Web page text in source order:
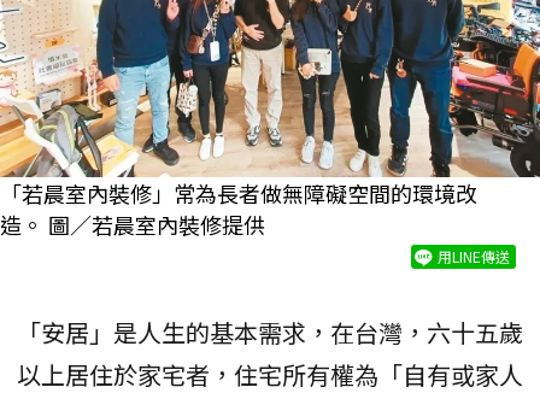
「若晨室內裝修」常為長者做無障礙空間的環境改
造。 圖／若晨室內裝修提供
用LINE傳送
「安居」是人生的基本需求，在台灣，六十五歲
以上居住於家宅者，住宅所有權為「自有或家人